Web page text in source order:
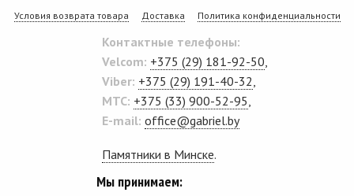
Условия возврата товара Доставка Политика конфиденциальности
Контактные телефоны:
Velcom: +375 (29) 181-92-50
Viber: +375 (29) 191-40-32
MTC: +375 (33) 900-52-95
E-mail: office@gabriel.by
Памятники в Минске.
Мы принимаем: